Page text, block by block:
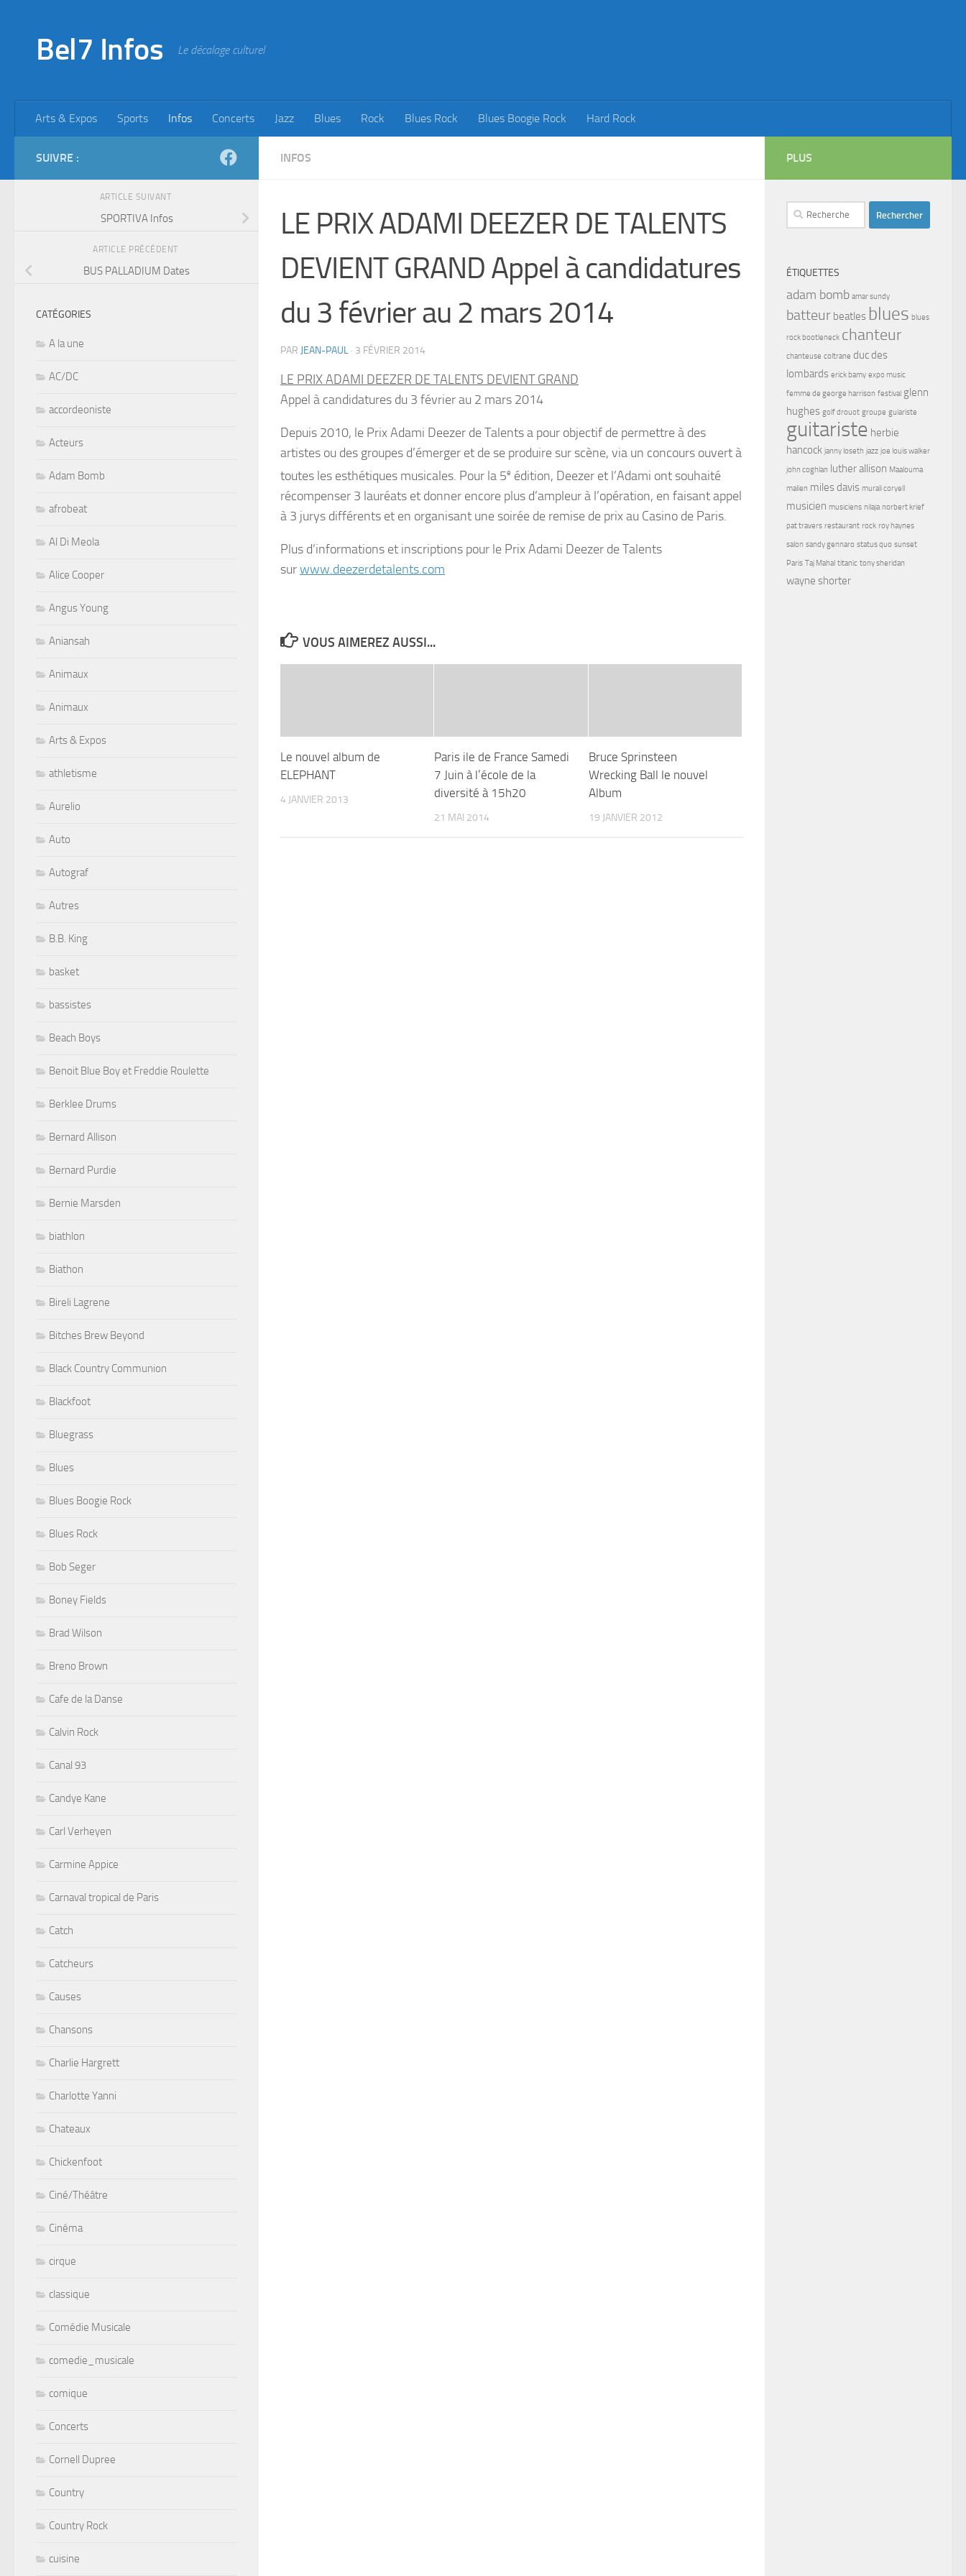
Bel7 Infos Le décalage culturel
Arts & Expos Sports Infos Concerts Jazz Blues Rock Blues Rock Blues Boogie Rock Hard Rock
INFOS
LE PRIX ADAMI DEEZER DE TALENTS
DEVIENT GRAND Appel à candidatures
du 3 février au 2 mars 2014
PAR JEAN-PAUL · 3 FÉVRIER 2014
LE PRIX ADAMI DEEZER DE TALENTS DEVIENT GRAND
Appel à candidatures du 3 février au 2 mars 2014
Depuis 2010, le Prix Adami Deezer de Talents a pour objectif de permettre à des
artistes ou des groupes d’émerger et de se produire sur scène, via un concours ouvert à
toutes les esthétiques musicales. Pour la 5e édition, Deezer et l’Adami ont souhaité
récompenser 3 lauréats et donner encore plus d’ampleur à l’opération, en faisant appel
à 3 jurys différents et en organisant une soirée de remise de prix au Casino de Paris.
Plus d’informations et inscriptions pour le Prix Adami Deezer de Talents
surwww.deezerdetalents.com
VOUS AIMEREZ AUSSI...
Le nouvel album de
ELEPHANT
4 JANVIER 2013
Paris ile de France Samedi
7 Juin à l’école de la
diversité à 15h20
21 MAI 2014
Bruce Sprinsteen
Wrecking Ball le nouvel
Album
19 JANVIER 2012
SUIVRE :
ARTICLE SUIVANT
SPORTIVA Infos
ARTICLE PRÉCÉDENT
BUS PALLADIUM Dates
CATÉGORIES
A la une
AC/DC
accordeoniste
Acteurs
Adam Bomb
afrobeat
Al Di Meola
Alice Cooper
Angus Young
Aniansah
Animaux
Animaux
Arts & Expos
athletisme
Aurelio
Auto
Autograf
Autres
B.B. King
basket
bassistes
Beach Boys
Benoit Blue Boy et Freddie Roulette
Berklee Drums
Bernard Allison
Bernard Purdie
Bernie Marsden
biathlon
Biathon
Bireli Lagrene
Bitches Brew Beyond
Black Country Communion
Blackfoot
Bluegrass
Blues
Blues Boogie Rock
Blues Rock
Bob Seger
Boney Fields
Brad Wilson
Breno Brown
Cafe de la Danse
Calvin Rock
Canal 93
Candye Kane
Carl Verheyen
Carmine Appice
Carnaval tropical de Paris
Catch
Catcheurs
Causes
Chansons
Charlie Hargrett
Charlotte Yanni
Chateaux
Chickenfoot
Ciné/Théâtre
Cinéma
cirque
classique
Comédie Musicale
comedie_musicale
comique
Concerts
Cornell Dupree
Country
Country Rock
cuisine
PLUS
Rechercher :
ÉTIQUETTES
adam bomb amar sundy
batteur beatles blues blues
rock bootleneck chanteur
chanteuse coltrane duc des
lombards erick bamy expo music
femme de george harrison festival glenn
hughes golf drouot groupe guiariste
guitariste herbie
hancock janny loseth jazz joe louis walker
john coghlan luther allison Maalouma
malien miles davis murali coryell
musicien musiciens nilaja norbert krief
pat travers restaurant rock roy haynes
salon sandy gennaro status quo sunset
Paris Taj Mahal titanic tony sheridan
wayne shorter